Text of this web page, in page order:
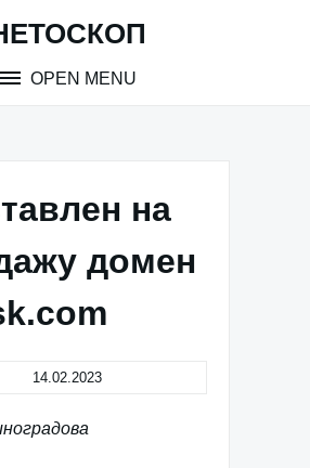
OPEN MENU
на
домен
14.02.2023